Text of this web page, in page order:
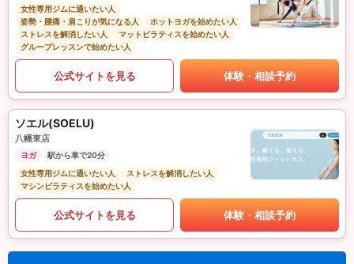
女性専用ジムに通いたい人
姿勢・腰痛・肩こりが気になる人
ホットヨガを始めたい人
ストレスを解消したい人
マットピラティスを始めたい人
グループレッスンで始めたい人
公式サイトを見る 体験・相談予約
ソエル(SOELU)
八幡東店
ヨガ
駅から車で20分
女性専用ジムに通いたい人
ストレスを解消したい人
マシンピラティスを始めたい人
公式サイトを見る 体験・相談予約